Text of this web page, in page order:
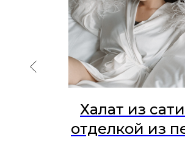
Халат из
отделкой из